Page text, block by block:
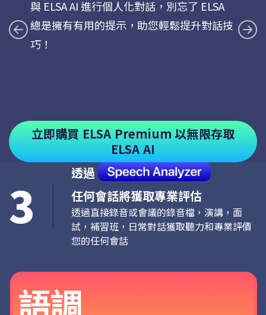
與 ELSA AI 進行個人化對話，別忘了 ELSA
總是擁有有用的提示，助您輕鬆提升對話技
巧！
立即購買 ELSA Premium 以無限存取
ELSA AI
3
透過
任何會話將獲取專業評估
透過直接錄音或會議的錄音檔，演講，面
試，補習班，日常對話獲取聽力和專業評價
您的任何會話